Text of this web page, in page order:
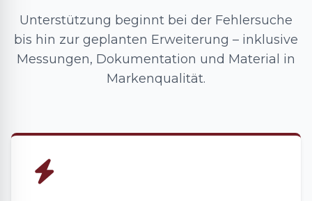
Unterstützung beginnt bei der Fehlersuche
bis hin zur geplanten Erweiterung – inklusive
Messungen, Dokumentation und Material in
Markenqualität.